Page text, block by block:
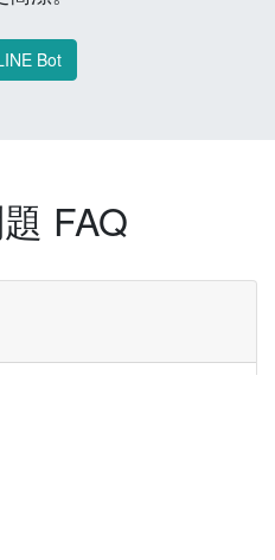
Bot
FAQ